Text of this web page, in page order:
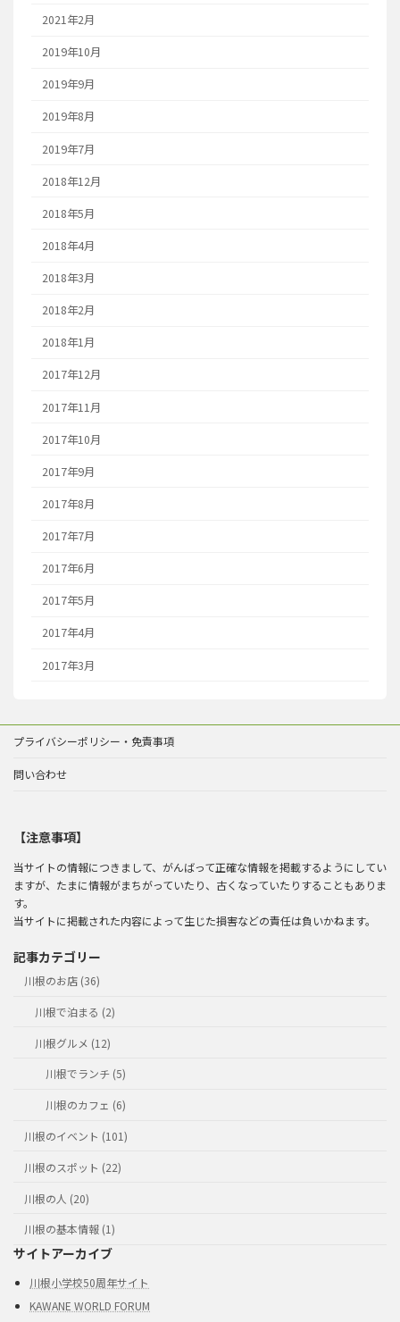
2021年2月
2019年10月
2019年9月
2019年8月
2019年7月
2018年12月
2018年5月
2018年4月
2018年3月
2018年2月
2018年1月
2017年12月
2017年11月
2017年10月
2017年9月
2017年8月
2017年7月
2017年6月
2017年5月
2017年4月
2017年3月
プライバシーポリシー・免責事項
問い合わせ
【注意事項】
当サイトの情報につきまして、がんばって正確な情報を掲載するようにしてい
ますが、たまに情報がまちがっていたり、古くなっていたりすることもありま
す。
当サイトに掲載された内容によって生じた損害などの責任は負いかねます。
記事カテゴリー
川根のお店 (36)
川根で泊まる (2)
川根グルメ (12)
川根でランチ (5)
川根のカフェ (6)
川根のイベント (101)
川根のスポット (22)
川根の人 (20)
川根の基本情報 (1)
サイトアーカイブ
川根小学校50周年サイト
KAWANE WORLD FORUM